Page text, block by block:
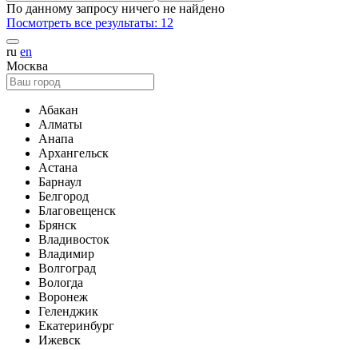
По данному запросу ничего не найдено
Посмотреть все результаты: 12
ru en
Москва
Абакан
Алматы
Анапа
Архангельск
Астана
Барнаул
Белгород
Благовещенск
Брянск
Владивосток
Владимир
Волгоград
Вологда
Воронеж
Геленджик
Екатеринбург
Ижевск